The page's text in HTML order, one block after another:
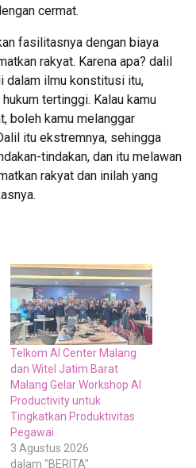
cermat.
fasilitasnya dengan biaya
rakyat. Karena apa? dalil
dalam ilmu konstitusi itu,
tertinggi. Kalau kamu
boleh kamu melanggar
itu ekstremnya, sehingga
tindakan, dan itu melawan
rakyat dan inilah yang
Telkom AI Center Malang
dan Witel Jatim Barat
Malang Gelar Workshop AI
Productivity untuk
Tingkatkan Produktivitas
Pegawai
3 Agustus 2026
dalam "BERITA"